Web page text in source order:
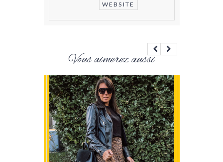
WEBSITE
Vous aimerez aussi